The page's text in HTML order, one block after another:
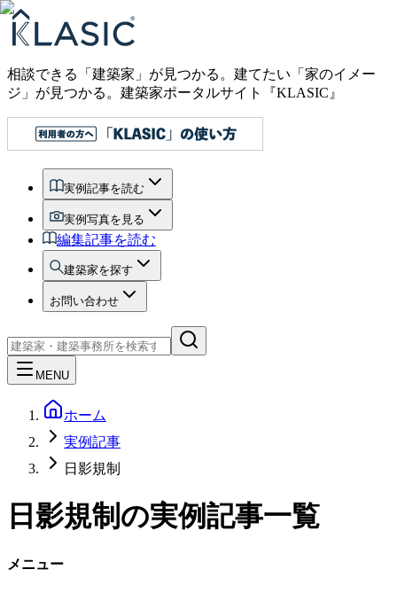
相談できる「建築家」が見つかる。建てたい「家のイメー
ジ」が見つかる。 建築家ポータルサイト『KLASIC』
実例記事を読む
実例写真を見る
編集記事を読む
建築家を探す
お問い合わせ
MENU
ホーム
実例記事
日影規制
日影規制 の実例記事一覧
メニュー